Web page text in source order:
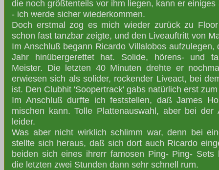
die noch größtenteils vor ihm liegen, kann er
- ich werde sicher wiederkommen.
Doch erstmal zog es mich wieder zurück zu
schon fast tanzbar zeigte, und den Liveauftritt von
Im Anschluß begann Ricardo Villalobos
Jahr hinübergerettet hat. Solide, hörens- und
Meister. Die letzten 40 Minuten drehte er
erwiesen sich als solider, rockender Liveact, bei
ist. Den Clubhit 'Soopertrack' gabs natürlich erst
Im Anschluß durfte ich feststellen, daß James
mischen kann. Tolle Plattenauswahl, aber bei der
leider.
Was aber nicht wirklich schlimm war, denn bei
stellte sich heraus, daß sich dort auch Ricardo
beiden sich eines ihrerr famosen Ping- Ping- Sets
die letzten zwei Stunden dann sehr schnell rum.